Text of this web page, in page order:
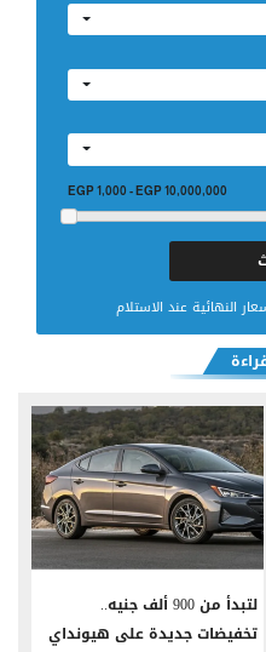
EGP 1,000 - EGP 10,000,000
النهائية عند الاستلام
لتبدأ من 900 ألف جنيه..
تخفيضات جديدة على هيونداي